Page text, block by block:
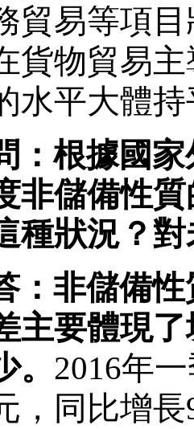
貿易等項
貨物貿易
水平大體
：根據國
非儲備性
種狀況？
： 非儲備
主要體現
。 2016年
，同比增長